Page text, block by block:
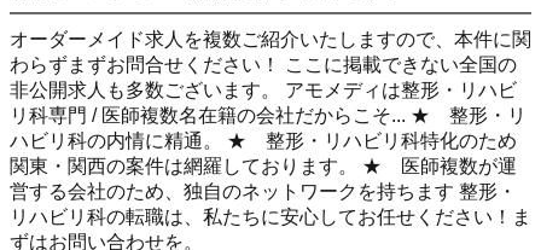
━━━━━━━━━━━━━━━━━━━━━━━━━━━
オーダーメイド求人を複数ご紹介いたしますので、本件に関
わらずまずお問合せください！ ここに掲載できない全国の
非公開求人も多数ございます。 アモメディは整形・リハビ
リ科専門 / 医師複数名在籍の会社だからこそ... ★ 整形・リ
ハビリ科の内情に精通。 ★ 整形・リハビリ科特化のため
関東・関西の案件は網羅しております。 ★ 医師複数が運
営する会社のため、独自のネットワークを持ちます 整形・
リハビリ科の転職は、私たちに安心してお任せください！ま
ずはお問い合わせを。